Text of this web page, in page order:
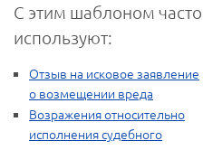
С этим шаблоном часто
используют:
Отзыв на исковое заявление
о возмещении вреда
Возражения относительно
исполнения судебного